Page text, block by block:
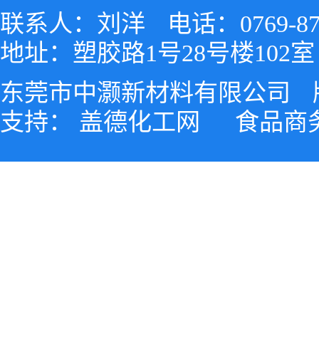
联系人：刘洋
电话：0769-
地址：塑胶路1号28号楼102室
东莞市中灏新材料有限公司
支持： 盖德化工网 食品商